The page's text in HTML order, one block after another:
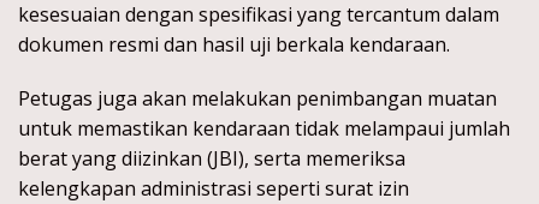
kesesuaian dengan spesifikasi yang tercantum dalam
dokumen resmi dan hasil uji berkala kendaraan.
Petugas juga akan melakukan penimbangan muatan
untuk memastikan kendaraan tidak melampaui jumlah
berat yang diizinkan (JBI), serta memeriksa
kelengkapan administrasi seperti surat izin